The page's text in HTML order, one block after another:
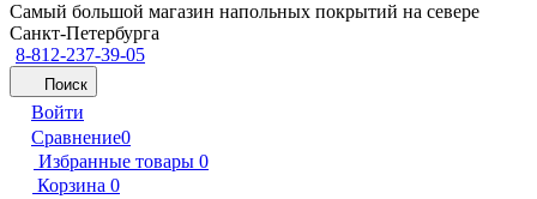
Самый большой магазин напольных покрытий на севере
Санкт-Петербурга
8-812-237-39-05
Поиск
Войти
Сравнение0
Избранные товары 0
Корзина 0